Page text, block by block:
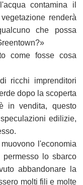
contamina il
renderà
che possa
come fosse cosa
ricchi imprenditori
dopo la scoperta
in vendita, questo
edilizie,
l'economia
lo sbarco
abbandonare la
molti fili e molte